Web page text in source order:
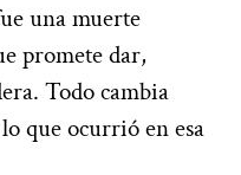
una muerte
promete dar,
Todo cambia
que ocurrió en esa